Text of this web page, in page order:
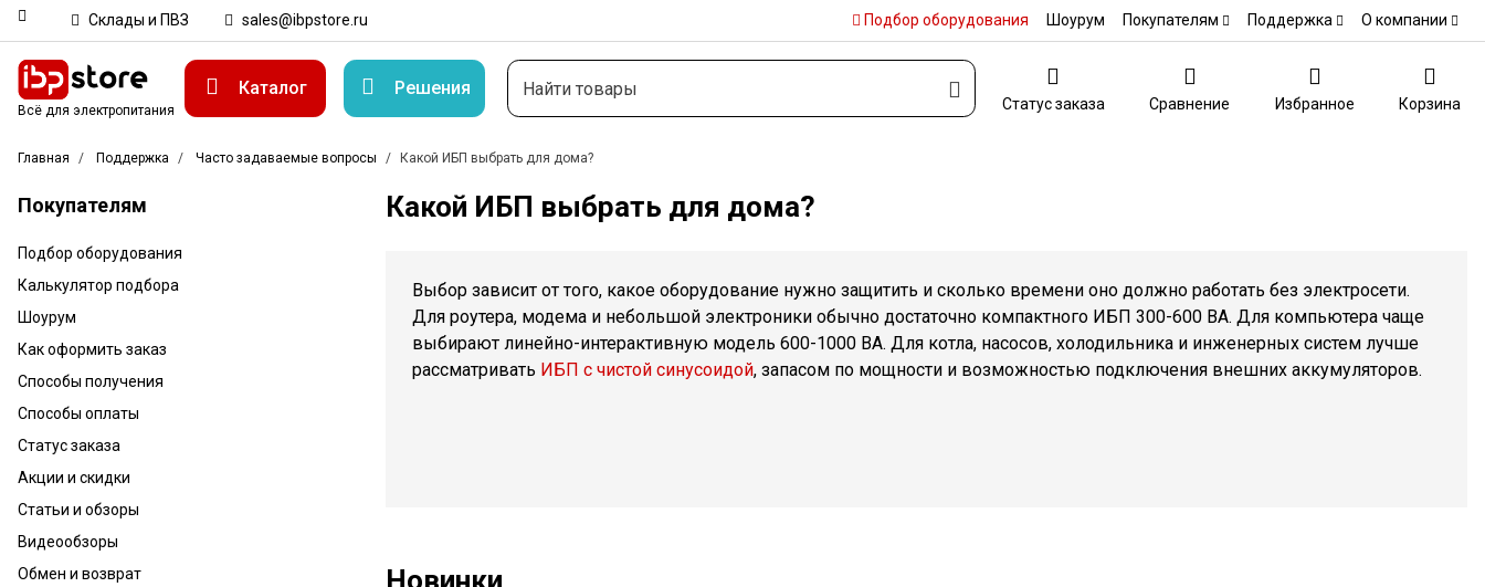
Склады и ПВЗ sales@ibpstore.ru Подбор оборудования Шоурум Покупателям Поддержка О компании
Всё для электропитания
Каталог Решения
Статус заказа Сравнение Избранное Корзина
Главная Поддержка Часто задаваемые вопросы Какой ИБП выбрать для дома?
Покупателям
Подбор оборудования
Калькулятор подбора
Шоурум
Как оформить заказ
Способы получения
Способы оплаты
Статус заказа
Акции и скидки
Статьи и обзоры
Видеообзоры
Обмен и возврат
Какой ИБП выбрать для дома?
Выбор зависит от того, какое оборудование нужно защитить и сколько времени оно должно работать без электросети.
Для роутера, модема и небольшой электроники обычно достаточно компактного ИБП 300-600 ВА. Для компьютера чаще
выбирают линейно-интерактивную модель 600-1000 ВА. Для котла, насосов, холодильника и инженерных систем лучше
рассматривать ИБП с чистой синусоидой, запасом по мощности и возможностью подключения внешних аккумуляторов.
Новинки